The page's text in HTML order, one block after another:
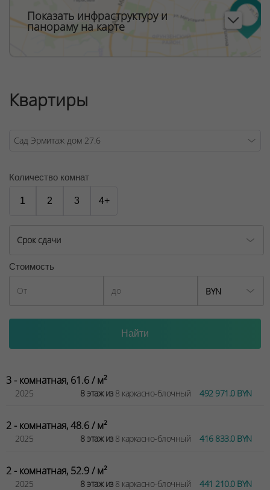
Показать инфраструктуру и
панораму на карте
Квартиры
Количество комнат
1 2 3 4+
Срок сдачи
Стоимость
BYN
3 - комнатная, 61.6 / м²
2025 8 этаж из8 каркасно-блочный 492 971.0 BYN
2 - комнатная, 48.6 / м²
2025 8 этаж из8 каркасно-блочный 416 833.0 BYN
2 - комнатная, 52.9 / м²
2025 8 этаж из8 каркасно-блочный 441 210.0 BYN